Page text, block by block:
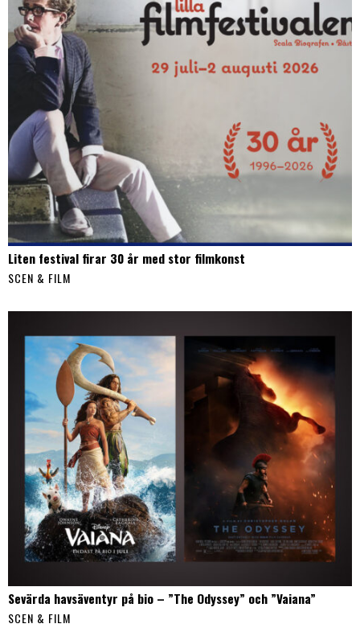
Liten festival firar 30 år med stor filmkonst
SCEN & FILM
Sevärda havsäventyr på bio – ”The Odyssey” och ”Vaiana”
SCEN & FILM